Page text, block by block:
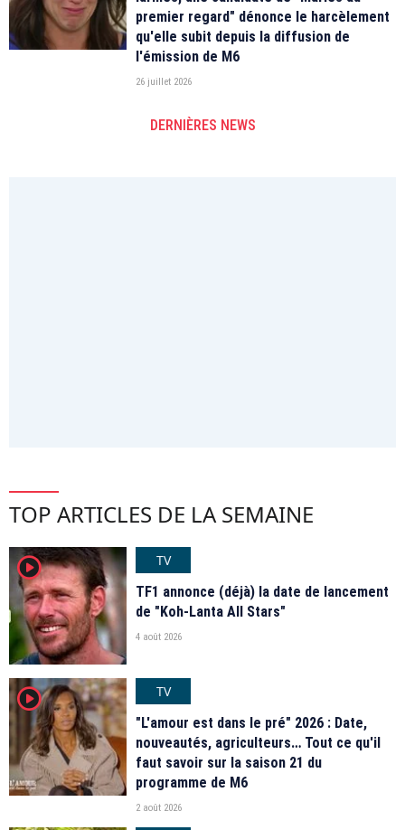
premier regard" dénonce le harcèlement
qu'elle subit depuis la diffusion de
l'émission de M6
26 juillet 2026
DERNIÈRES NEWS
TOP ARTICLES DE LA SEMAINE
player2
TV
TF1 annonce (déjà) la date de lancement
de "Koh-Lanta All Stars"
4 août 2026
player2
TV
"L'amour est dans le pré" 2026 : Date,
nouveautés, agriculteurs… Tout ce qu'il
faut savoir sur la saison 21 du
programme de M6
2 août 2026